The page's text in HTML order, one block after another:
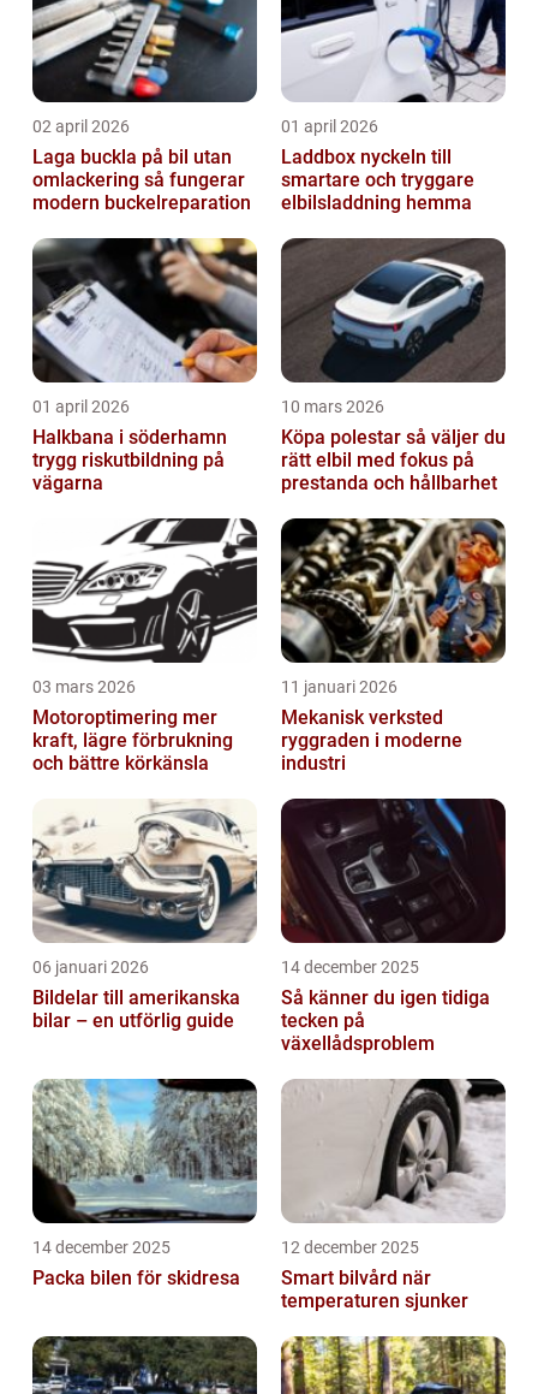
02 april 2026
Laga buckla på bil utan
omlackering så fungerar
modern buckelreparation
01 april 2026
Laddbox nyckeln till
smartare och tryggare
elbilsladdning hemma
01 april 2026
Halkbana i söderhamn
trygg riskutbildning på
vägarna
10 mars 2026
Köpa polestar så väljer du
rätt elbil med fokus på
prestanda och hållbarhet
03 mars 2026
Motoroptimering mer
kraft, lägre förbrukning
och bättre körkänsla
11 januari 2026
Mekanisk verksted
ryggraden i moderne
industri
06 januari 2026
Bildelar till amerikanska
bilar – en utförlig guide
14 december 2025
Så känner du igen tidiga
tecken på
växellådsproblem
14 december 2025
Packa bilen för skidresa
12 december 2025
Smart bilvård när
temperaturen sjunker